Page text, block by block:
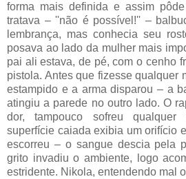
forma mais definida e assim
tratava – ''não é possível!'' –
lembrança, mas conhecia seu
posava ao lado da mulher mais
pai ali estava, de pé, com o cenho
pistola. Antes que fizesse qualquer
estampido e a arma disparou – a
atingiu a parede no outro lado. O
dor, tampouco sofreu qualquer
superfície caiada exibia um orifício
escorreu – o sangue descia pela
grito invadiu o ambiente, logo
estridente. Nikola, entendendo mal